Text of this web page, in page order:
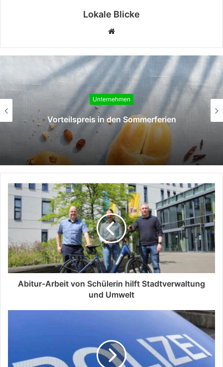
Lokale Blicke
Webseite
Unternehmen
Vorteilspreis in den Sommerferien
Abitur-Arbeit von Schülerin hilft Stadtverwaltung
und Umwelt